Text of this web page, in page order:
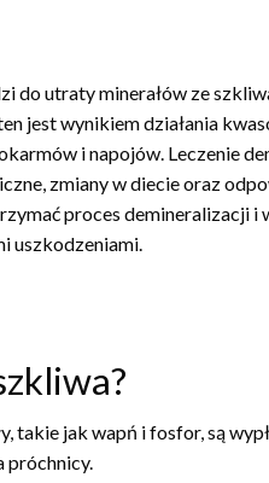
do utraty minerałów ze
jest wynikiem działania
i napojów. Leczenie
zmiany w diecie oraz
proces demineralizacji i
uszkodzeniami.
takie jak wapń i fosfor, są
próchnicy.